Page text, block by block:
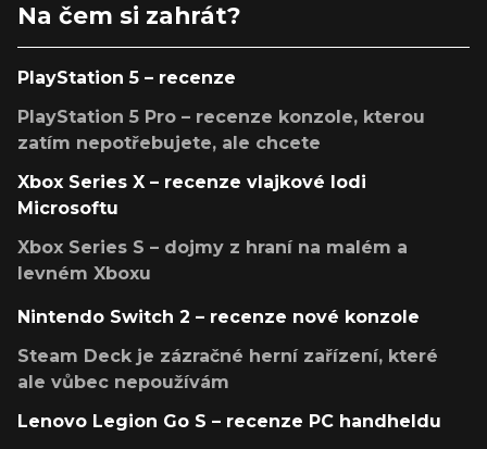
Na čem si zahrát?
PlayStation 5 – recenze
PlayStation 5 Pro – recenze konzole, kterou
zatím nepotřebujete, ale chcete
Xbox Series X – recenze vlajkové lodi
Microsoftu
Xbox Series S – dojmy z hraní na malém a
levném Xboxu
Nintendo Switch 2 – recenze nové konzole
Steam Deck je zázračné herní zařízení, které
ale vůbec nepoužívám
Lenovo Legion Go S – recenze PC handheldu